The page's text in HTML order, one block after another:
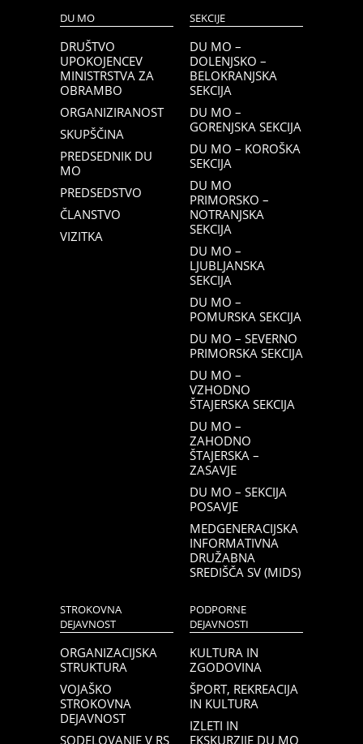
DU MO
DRUŠTVO
UPOKOJENCEV
MINISTRSTVA ZA
OBRAMBO
ORGANIZIRANOST
SKUPŠČINA
PREDSEDNIK DU
MO
PREDSEDSTVO
ČLANSTVO
VIZITKA
SEKCIJE
DU MO –
DOLENJSKO –
BELOKRANJSKA
SEKCIJA
DU MO –
GORENJSKA SEKCIJA
DU MO – KOROŠKA
SEKCIJA
DU MO
PRIMORSKO –
NOTRANJSKA
SEKCIJA
DU MO –
LJUBLJANSKA
SEKCIJA
DU MO –
POMURSKA SEKCIJA
DU MO – SEVERNO
PRIMORSKA SEKCIJA
DU MO –
VZHODNO
ŠTAJERSKA SEKCIJA
DU MO –
ZAHODNO
ŠTAJERSKA –
ZASAVJE
DU MO – SEKCIJA
POSAVJE
MEDGENERACIJSKA
INFORMATIVNA
DRUŽABNA
SREDIŠČA SV (MIDS)
STROKOVNA
DEJAVNOST
ORGANIZACIJSKA
STRUKTURA
VOJAŠKO
STROKOVNA
DEJAVNOST
SODELOVANJE V RS
PODPORNE
DEJAVNOSTI
KULTURA IN
ZGODOVINA
ŠPORT, REKREACIJA
IN KULTURA
IZLETI IN
EKSKURZIJE DU MO